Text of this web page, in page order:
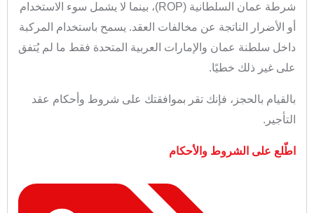
شرطة عمان السلطانية (ROP)، بينما لا يشمل سوء الاستخدام
أو الأضرار الناتجة عن مخالفات العقد. يسمح باستخدام المركبة
داخل سلطنة عمان والإمارات العربية المتحدة فقط ما لم يُتفق
على غير ذلك خطيًا.
بالقيام بالحجز، فإنك تقر بموافقتك على شروط وأحكام عقد
التأجير.
اطّلع على الشروط والأحكام